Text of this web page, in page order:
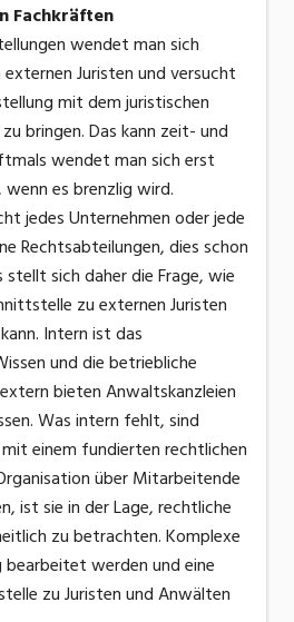
Fachkräften
wendet man sich
Juristen und versucht
mit dem juristischen
bringen. Das kann zeit- und
wendet man sich erst
wenn es brenzlig wird.
jedes Unternehmen oder jede
Rechtsabteilungen, dies schon
stellt sich daher die Frage, wie
zu externen Juristen
Intern ist das
und die betriebliche
bieten Anwaltskanzleien
Was intern fehlt, sind
einem fundierten rechtlichen
über Mitarbeitende
ist sie in der Lage, rechtliche
zu betrachten. Komplexe
werden und eine
zu Juristen und Anwälten